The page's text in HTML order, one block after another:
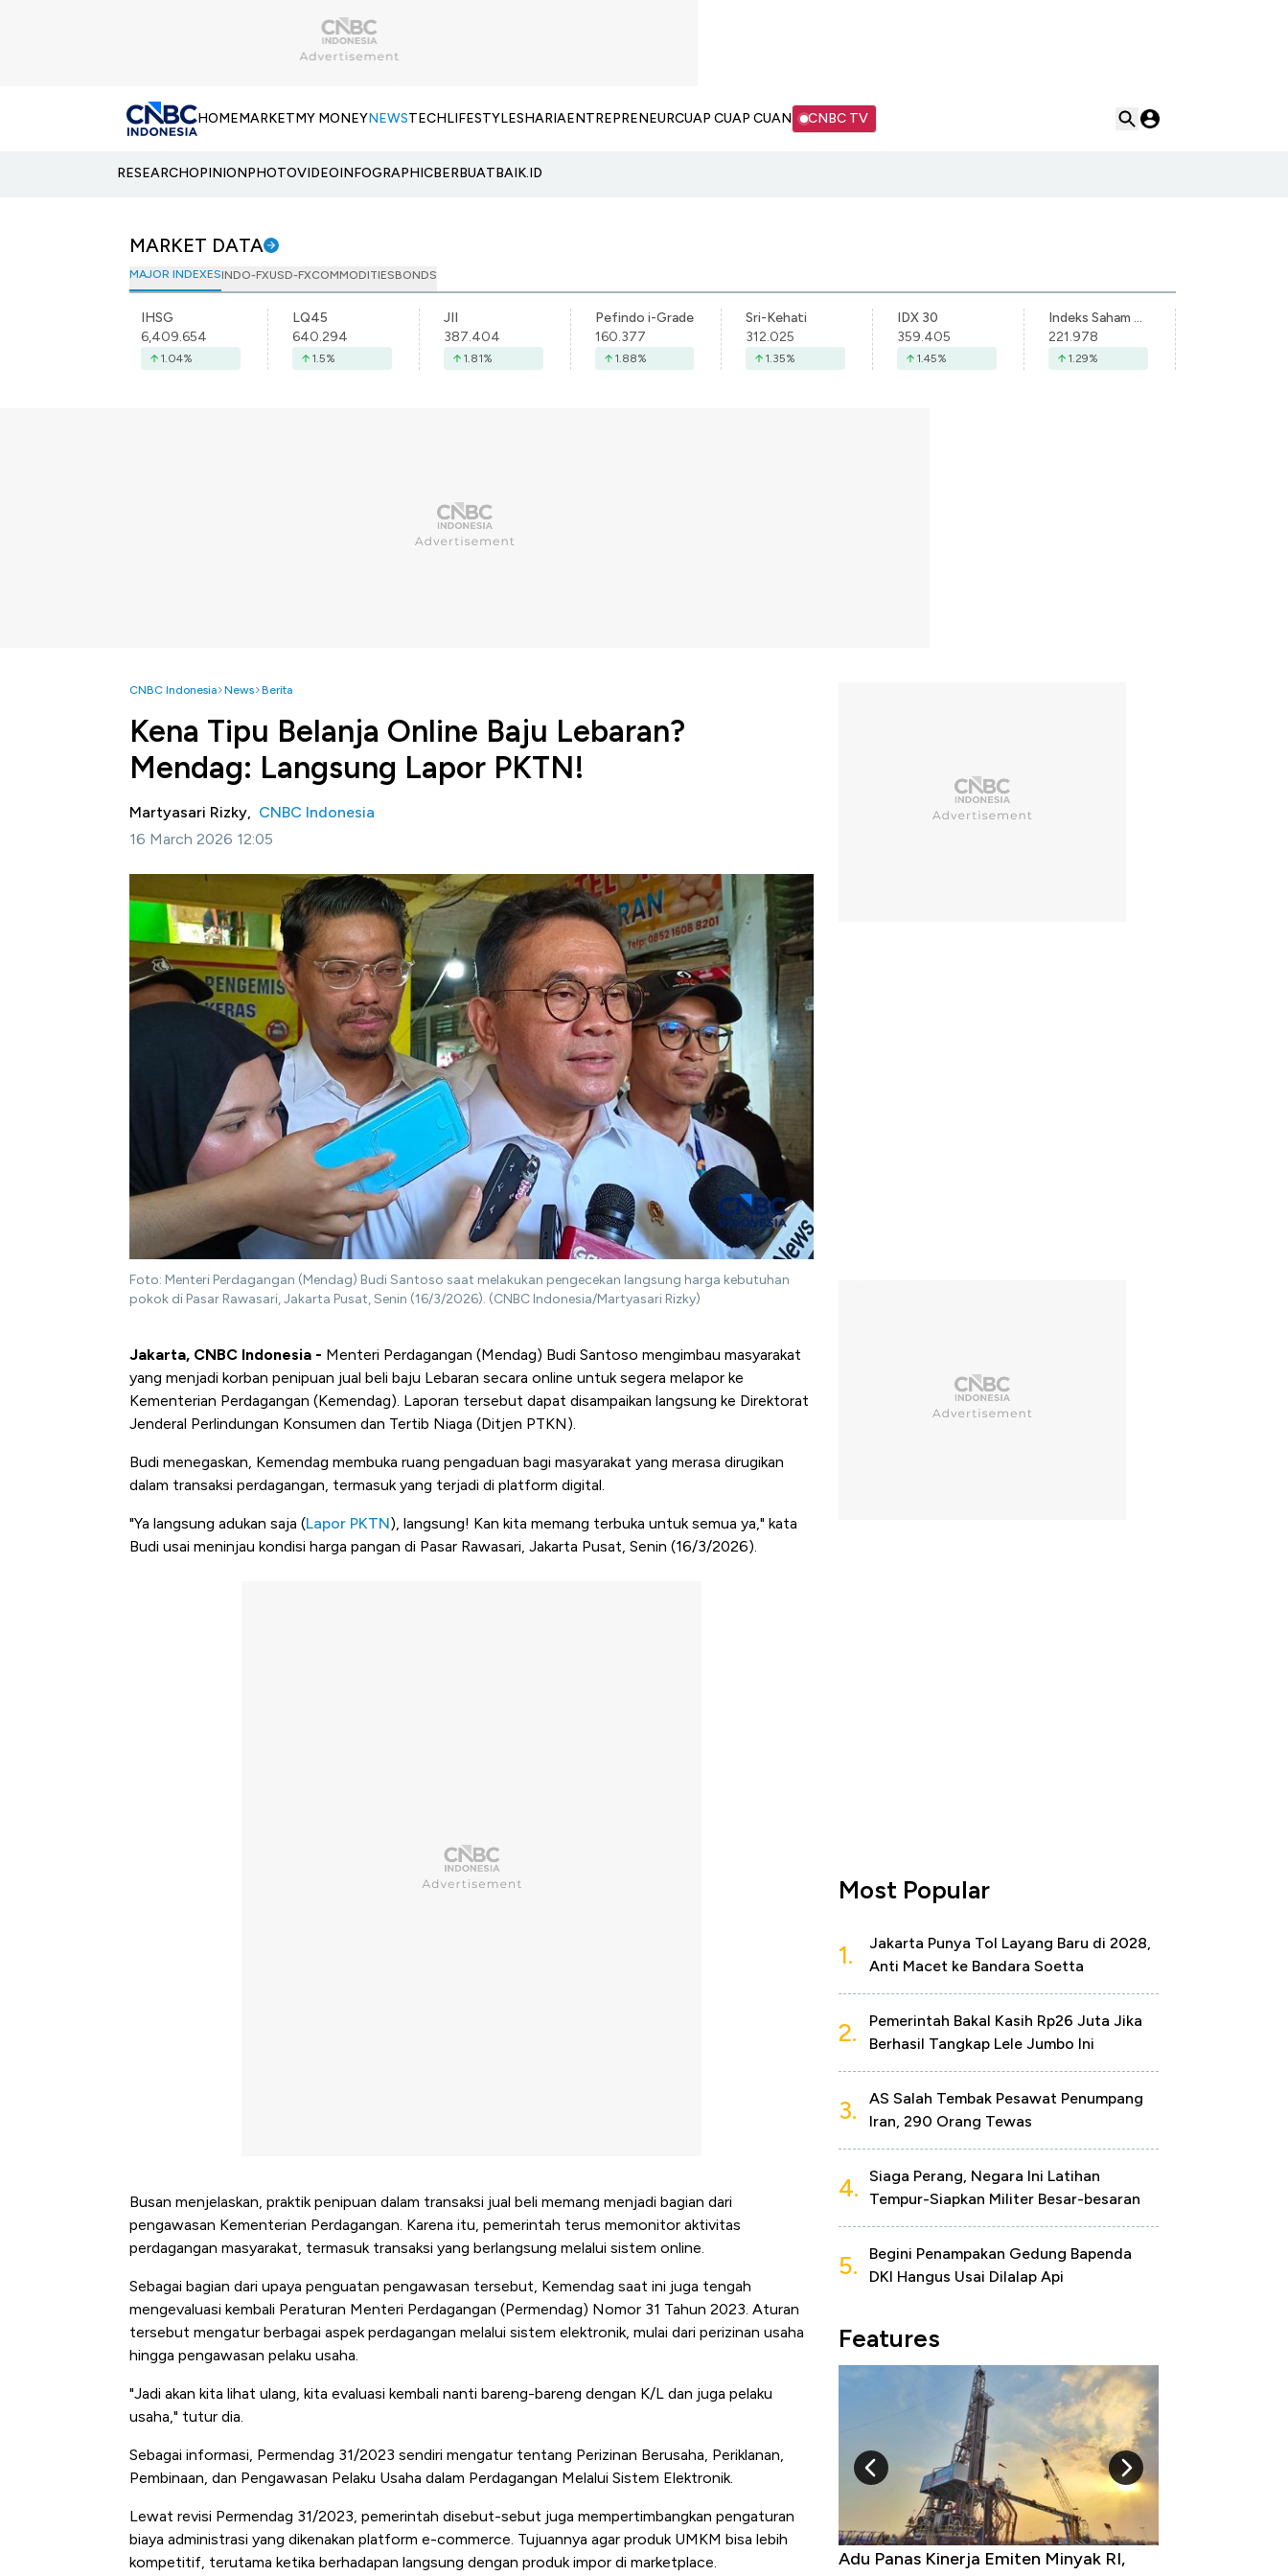
HOMEMARKETMY MONEYNEWSTECHLIFESTYLESHARIAENTREPRENEURCUAP CUAP CUAN CNBC TV
RESEARCHOPINIONPHOTOVIDEOINFOGRAPHICBERBUATBAIK.ID
MARKET DATA
MAJOR INDEXESINDO-FXUSD-FXCOMMODITIESBONDS
IHSG
6,409.654
1.04%
LQ45
640.294
1.5%
JII
387.404
1.81%
Pefindo i-Grade
160.377
1.88%
Sri-Kehati
312.025
1.35%
IDX 30
359.405
1.45%
Indeks Saham Syariah Indonesia
221.978
1.29%
CNBC Indonesia News Berita
Kena Tipu Belanja Online Baju Lebaran?
Mendag: Langsung Lapor PKTN!
Martyasari Rizky, CNBC Indonesia
16 March 2026 12:05
Foto: Menteri Perdagangan (Mendag) Budi Santoso saat melakukan pengecekan langsung harga kebutuhan
pokok di Pasar Rawasari, Jakarta Pusat, Senin (16/3/2026). (CNBC Indonesia/Martyasari Rizky)
Jakarta, CNBC Indonesia - Menteri Perdagangan (Mendag) Budi Santoso mengimbau masyarakat
yang menjadi korban penipuan jual beli baju Lebaran secara online untuk segera melapor ke
Kementerian Perdagangan (Kemendag). Laporan tersebut dapat disampaikan langsung ke Direktorat
Jenderal Perlindungan Konsumen dan Tertib Niaga (Ditjen PTKN).
Budi menegaskan, Kemendag membuka ruang pengaduan bagi masyarakat yang merasa dirugikan
dalam transaksi perdagangan, termasuk yang terjadi di platform digital.
"Ya langsung adukan saja (Lapor PKTN), langsung! Kan kita memang terbuka untuk semua ya," kata
Budi usai meninjau kondisi harga pangan di Pasar Rawasari, Jakarta Pusat, Senin (16/3/2026).
Busan menjelaskan, praktik penipuan dalam transaksi jual beli memang menjadi bagian dari
pengawasan Kementerian Perdagangan. Karena itu, pemerintah terus memonitor aktivitas
perdagangan masyarakat, termasuk transaksi yang berlangsung melalui sistem online.
Sebagai bagian dari upaya penguatan pengawasan tersebut, Kemendag saat ini juga tengah
mengevaluasi kembali Peraturan Menteri Perdagangan (Permendag) Nomor 31 Tahun 2023. Aturan
tersebut mengatur berbagai aspek perdagangan melalui sistem elektronik, mulai dari perizinan usaha
hingga pengawasan pelaku usaha.
"Jadi akan kita lihat ulang, kita evaluasi kembali nanti bareng-bareng dengan K/L dan juga pelaku
usaha," tutur dia.
Sebagai informasi, Permendag 31/2023 sendiri mengatur tentang Perizinan Berusaha, Periklanan,
Pembinaan, dan Pengawasan Pelaku Usaha dalam Perdagangan Melalui Sistem Elektronik.
Lewat revisi Permendag 31/2023, pemerintah disebut-sebut juga mempertimbangkan pengaturan
biaya administrasi yang dikenakan platform e-commerce. Tujuannya agar produk UMKM bisa lebih
kompetitif, terutama ketika berhadapan langsung dengan produk impor di marketplace.
Most Popular
1.
Jakarta Punya Tol Layang Baru di 2028,
Anti Macet ke Bandara Soetta
2.
Pemerintah Bakal Kasih Rp26 Juta Jika
Berhasil Tangkap Lele Jumbo Ini
3.
AS Salah Tembak Pesawat Penumpang
Iran, 290 Orang Tewas
4.
Siaga Perang, Negara Ini Latihan
Tempur-Siapkan Militer Besar-besaran
5.
Begini Penampakan Gedung Bapenda
DKI Hangus Usai Dilalap Api
Features
Kongo Tutup Keran Ekspor, Harga
Adu Panas Kinerja Emiten Minyak RI,
10 Provinsi dengan Tingkat